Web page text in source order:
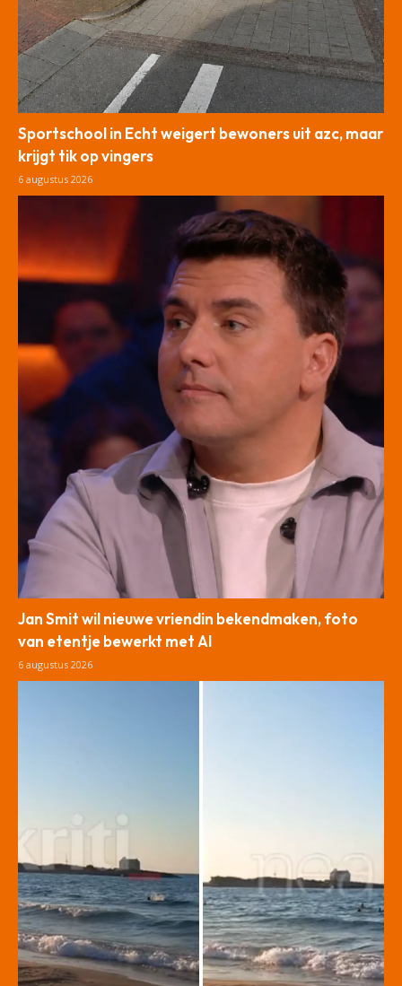
Sportschool in Echt weigert bewoners uit azc, maar
krijgt tik op vingers
6 augustus 2026
Jan Smit wil nieuwe vriendin bekendmaken, foto
van etentje bewerkt met AI
6 augustus 2026